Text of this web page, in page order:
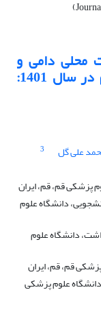
محلی دامی و
عوامل مؤثر بر آن در زنان شهر قم در سال 1401:
علی گل 3
پزشکی قم، قم، ایران
دانشگاه علوم
دانشگاه علوم
قم، قم، ایران
علوم پزشکی